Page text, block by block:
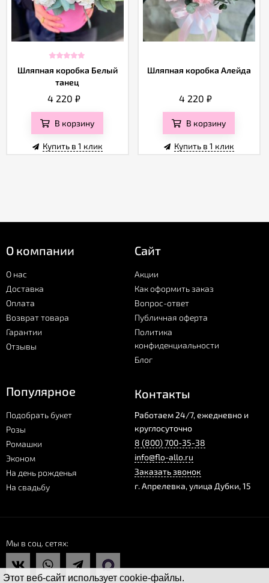
Этот веб-сайт использует cookie-файлы.
Шляпная коробка Белый
танец
4 220 ₽
В корзину
Купить в 1 клик
Шляпная коробка Алейда
4 220 ₽
В корзину
Купить в 1 клик
О компании
О нас
Доставка
Оплата
Возврат товара
Гарантии
Отзывы
Сайт
Акции
Как оформить заказ
Вопрос-ответ
Публичная оферта
Политика
конфиденциальности
Блог
Популярное
Подобрать букет
Розы
Ромашки
Эконом
На день рожденья
На свадьбу
Контакты
Работаем 24/7, ежедневно и
круглосуточно
8 (800) 700-35-38
info@flo-allo.ru
Заказать звонок
г.Апрелевка,улица Дубки, 15
Мы в соц. сетях